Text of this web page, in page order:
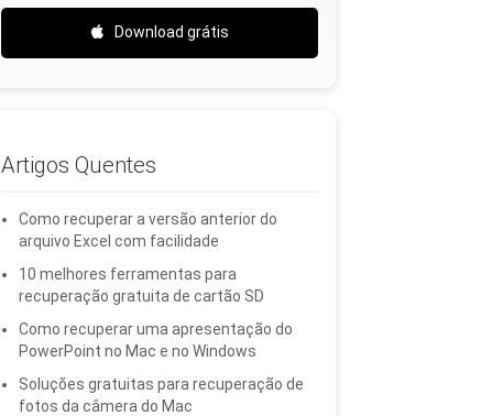
Download grátis
Artigos Quentes
Como recuperar a versão anterior do
arquivo Excel com facilidade
10 melhores ferramentas para
recuperação gratuita de cartão SD
Como recuperar uma apresentação do
PowerPoint no Mac e no Windows
Soluções gratuitas para recuperação de
fotos da câmera do Mac